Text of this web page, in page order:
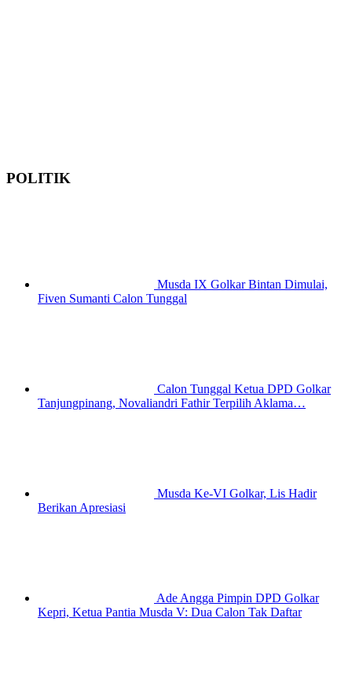
POLITIK
Musda IX Golkar Bintan Dimulai,
Fiven Sumanti Calon Tunggal
Calon Tunggal Ketua DPD Golkar
Tanjungpinang, Novaliandri Fathir Terpilih Aklama…
Musda Ke-VI Golkar, Lis Hadir
Berikan Apresiasi
Ade Angga Pimpin DPD Golkar
Kepri, Ketua Pantia Musda V: Dua Calon Tak Daftar